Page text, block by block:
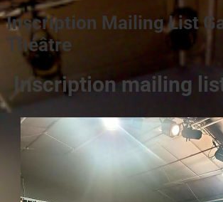
Inscription Mailing List
Théâtre
Inscription mailing